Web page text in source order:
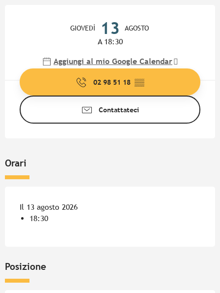
GIOVEDÌ 13 AGOSTO
A 18:30
Aggiungi al mio Google Calendar
02 98 51 18 ▒▒
Contattateci
Orari
Il 13 agosto 2026
18:30
Posizione